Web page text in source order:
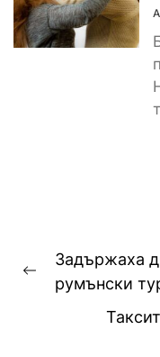
Навигация
Previous
Задържаха
румънски